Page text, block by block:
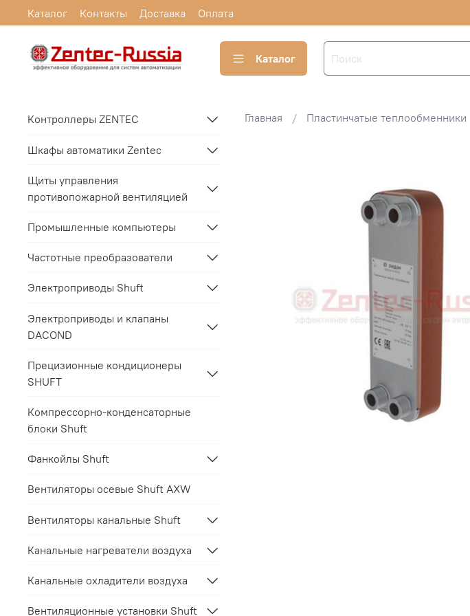
Каталог Контакты Доставка Оплата
Каталог
Главная Пластинчатые теплообменники
Контроллеры ZENTEC
Шкафы автоматики Zentec
Щиты управления
противопожарной вентиляцией
Промышленные компьютеры
Частотные преобразователи
Электроприводы Shuft
Электроприводы и клапаны
DACOND
Прецизионные кондиционеры
SHUFT
Компрессорно-конденсаторные
блоки Shuft
Фанкойлы Shuft
Вентиляторы осевые Shuft AXW
Вентиляторы канальные Shuft
Канальные нагреватели воздуха
Канальные охладители воздуха
Вентиляционные установки Shuft